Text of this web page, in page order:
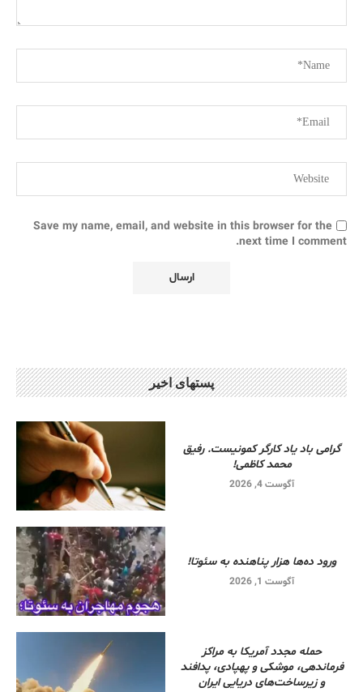
Save my name, email, and website in this browser for the
next time I comment.
پستهای اخیر
گرامی باد یاد کارگر کمونیست. رفیق
محمد کاظمی!
آگوست 4, 2026
ورود ده‌ها هزار پناهنده به سئوتا!
آگوست 1, 2026
حمله مجدد آمریکا به مراکز
فرماندهی، موشکی و پهپادی، پدافند
و زیرساخت‌های دریایی ایران